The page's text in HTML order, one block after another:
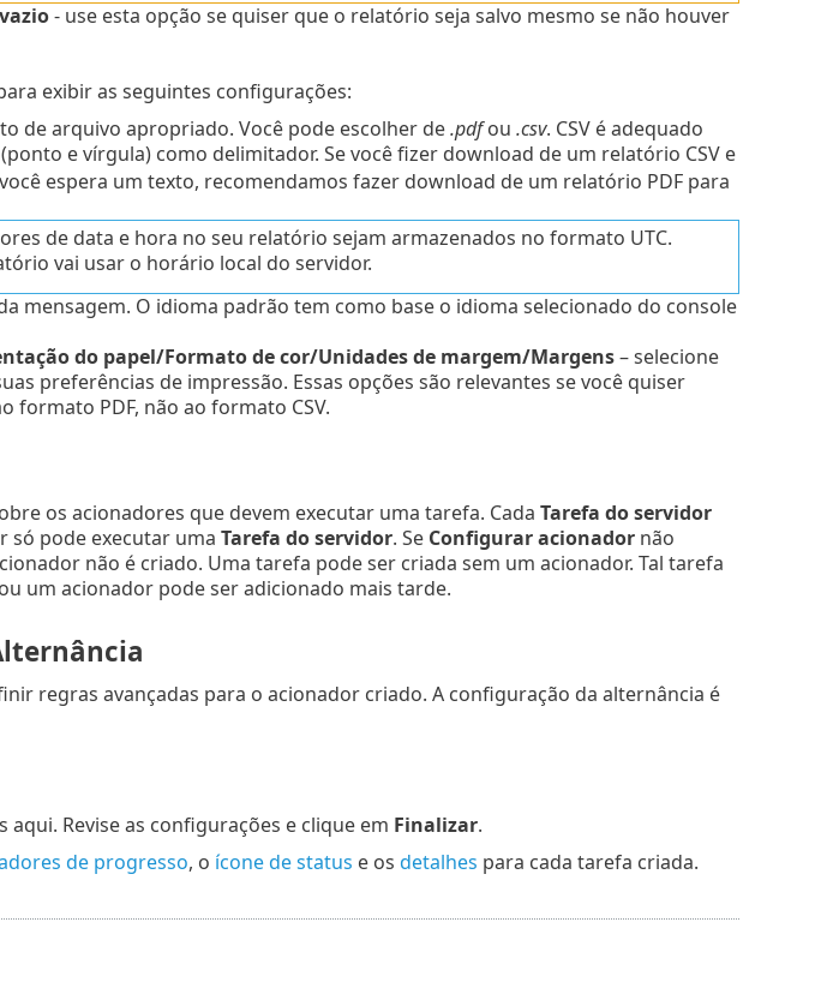
- use esta opção se quiser que o relatório seja salvo mesmo se não houver
exibir as seguintes configurações:
de arquivo apropriado. Você pode escolher de.pdfou .csv. CSV é adequado
(ponto e vírgula) como delimitador. Se você fizer download de um relatório CSV e
espera um texto, recomendamos fazer download de um relatório PDF para
de data e hora no seu relatório sejam armazenados no formato UTC.
vai usar o horário local do servidor.
mensagem. O idioma padrão tem como base o idioma selecionado do console
do papel/Formato de cor/Unidades de margem/Margens– selecione
preferências de impressão. Essas opções são relevantes se você quiser
formato PDF, não ao formato CSV.
os acionadores que devem executar uma tarefa. Cada Tarefa do servidor
só pode executar uma Tarefa do servidor. Se Configurar acionadornão
não é criado. Uma tarefa pode ser criada sem um acionador. Tal tarefa
um acionador pode ser adicionado mais tarde.
regras avançadas para o acionador criado. A configuração da alternância é
Revise as configurações e clique em Finalizar.
de progresso, o ícone de status e os detalhes para cada tarefa criada.